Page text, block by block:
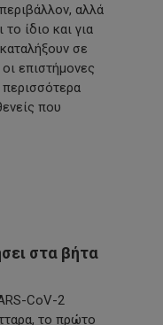
αλλά
ίδιο και για
σε
επιστήμονες
που
στα βήτα
CoV-2
το πρώτο